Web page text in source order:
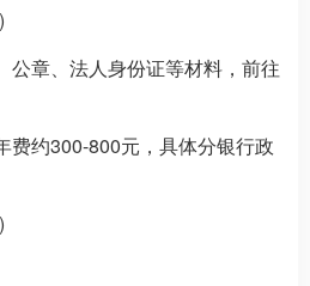
公章、法人身份证等材料，前往
费约300-800元，具体分银行政